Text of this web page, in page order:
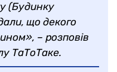
(Будинку
що декого
– розповів
ТаТоТаке.